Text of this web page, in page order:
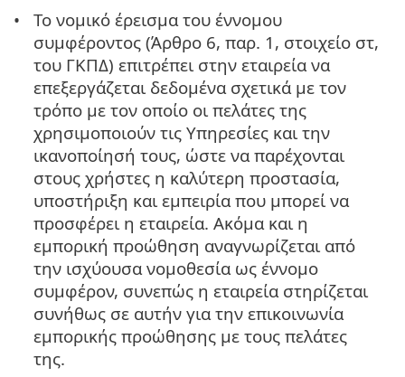
Το νομικό έρεισμα του έννομου
συμφέροντος (Άρθρο 6, παρ. 1, στοιχείο στ,
του ΓΚΠΔ) επιτρέπει στην εταιρεία να
επεξεργάζεται δεδομένα σχετικά με τον
τρόπο με τον οποίο οι πελάτες της
χρησιμοποιούν τις Υπηρεσίες και την
ικανοποίησή τους, ώστε να παρέχονται
στους χρήστες η καλύτερη προστασία,
υποστήριξη και εμπειρία που μπορεί να
προσφέρει η εταιρεία. Ακόμα και η
εμπορική προώθηση αναγνωρίζεται από
την ισχύουσα νομοθεσία ως έννομο
συμφέρον, συνεπώς η εταιρεία στηρίζεται
συνήθως σε αυτήν για την επικοινωνία
εμπορικής προώθησης με τους πελάτες
της.